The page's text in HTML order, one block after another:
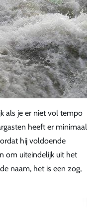
als je er niet vol tempo
heeft er minimaal
hij voldoende
om uiteindelijk uit het
naam, het is een zog,